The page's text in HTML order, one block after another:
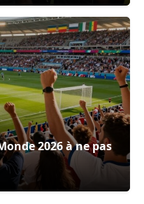
2026 à ne pas